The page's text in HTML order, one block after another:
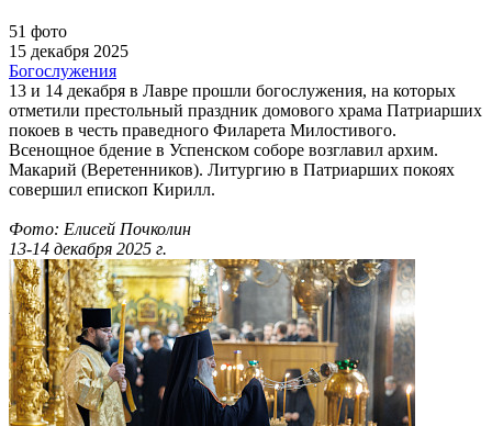
51 фото
15 декабря 2025
Богослужения
13 и 14 декабря в Лавре прошли богослужения, на которых
отметили престольный праздник домового храма Патриарших
покоев в честь праведного Филарета Милостивого.
Всенощное бдение в Успенском соборе возглавил архим.
Макарий (Веретенников). Литургию в Патриарших покоях
совершил епископ Кирилл.
Фото: Елисей Почколин
13-14 декабря 2025 г.